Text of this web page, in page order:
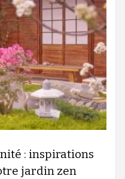
: inspirations
jardin zen